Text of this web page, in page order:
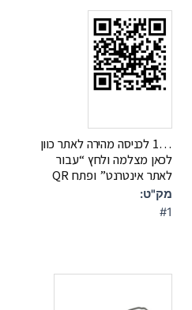
…1 לכניסה מהירה לאתר כוון
לכאן מצלמה ולחץ “עבור
לאתר אינטרנט” ופתח QR
מק"ט:
#1